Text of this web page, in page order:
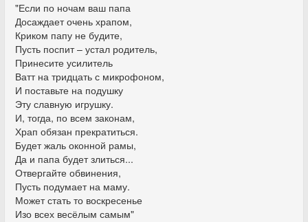
"Если по ночам ваш папа
Досаждает очень храпом,
Криком папу не будите,
Пусть поспит – устал родитель,
Принесите усилитель
Ватт на тридцать с микрофоном,
И поставьте на подушку
Эту славную игрушку.
И, тогда, по всем законам,
Храп обязан прекратиться.
Будет жаль оконной рамы,
Да и папа будет злиться...
Отвергайте обвинения,
Пусть подумает на маму.
Может стать то воскресенье
Изо всех весёлым самым"